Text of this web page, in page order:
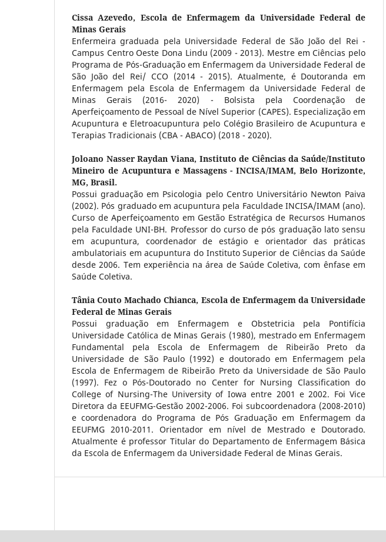
Cissa Azevedo, Escola de Enfermagem da Universidade Federal de
Minas Gerais
Enfermeira graduada pela Universidade Federal de São João del Rei -
Campus Centro Oeste Dona Lindu (2009 - 2013). Mestre em Ciências pelo
Programa de Pós-Graduação em Enfermagem da Universidade Federal de
São João del Rei/ CCO (2014 - 2015). Atualmente, é Doutoranda em
Enfermagem pela Escola de Enfermagem da Universidade Federal de
Minas Gerais (2016- 2020) - Bolsista pela Coordenação de
Aperfeiçoamento de Pessoal de Nível Superior (CAPES). Especialização em
Acupuntura e Eletroacupuntura pelo Colégio Brasileiro de Acupuntura e
Terapias Tradicionais (CBA - ABACO) (2018 - 2020).
Joloano Nasser Raydan Viana, Instituto de Ciências da Saúde/Instituto
Mineiro de Acupuntura e Massagens - INCISA/IMAM, Belo Horizonte,
MG, Brasil.
Possui graduação em Psicologia pelo Centro Universitário Newton Paiva
(2002). Pós graduado em acupuntura pela Faculdade INCISA/IMAM (ano).
Curso de Aperfeiçoamento em Gestão Estratégica de Recursos Humanos
pela Faculdade UNI-BH. Professor do curso de pós graduação lato sensu
em acupuntura, coordenador de estágio e orientador das práticas
ambulatoriais em acupuntura do Instituto Superior de Ciências da Saúde
desde 2006. Tem experiência na área de Saúde Coletiva, com ênfase em
Saúde Coletiva.
Tânia Couto Machado Chianca, Escola de Enfermagem da Universidade
Federal de Minas Gerais
Possui graduação em Enfermagem e Obstetricia pela Pontifícia
Universidade Católica de Minas Gerais (1980), mestrado em Enfermagem
Fundamental pela Escola de Enfermagem de Ribeirão Preto da
Universidade de São Paulo (1992) e doutorado em Enfermagem pela
Escola de Enfermagem de Ribeirão Preto da Universidade de São Paulo
(1997). Fez o Pós-Doutorado no Center for Nursing Classification do
College of Nursing-The University of Iowa entre 2001 e 2002. Foi Vice
Diretora da EEUFMG-Gestão 2002-2006. Foi subcoordenadora (2008-2010)
e coordenadora do Programa de Pós Graduação em Enfermagem da
EEUFMG 2010-2011. Orientador em nível de Mestrado e Doutorado.
Atualmente é professor Titular do Departamento de Enfermagem Básica
da Escola de Enfermagem da Universidade Federal de Minas Gerais.